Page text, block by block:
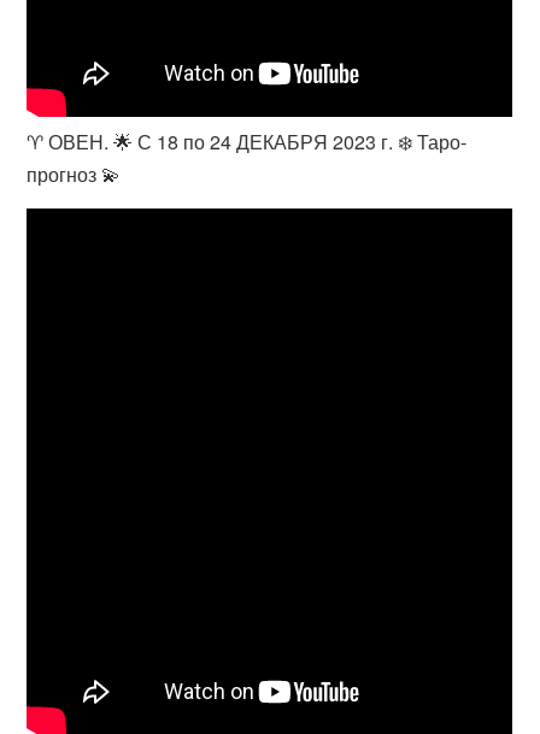
♈ ОВЕН. 🌟 С 18 по 24 ДЕКАБРЯ 2023 г. ❄️ Таро-
прогноз 💫